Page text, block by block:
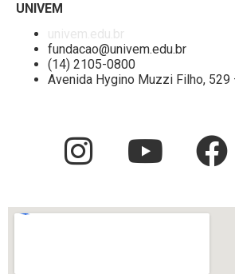
UNIVEM
univem.edu.br
fundacao@univem.edu.br
(14) 2105-0800
Avenida Hygino Muzzi Filho, 529